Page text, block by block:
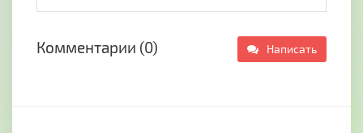
Комментарии (0) Написать